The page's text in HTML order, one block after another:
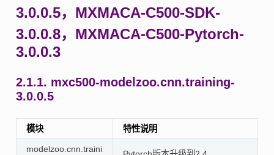
3.0.0.5，MXMACA-C500-SDK-
3.0.0.8，MXMACA-C500-Pytorch-
3.0.0.3
2.1.1. mxc500-modelzoo.cnn.training-
3.0.0.5
模块 特性说明
modelzoo.cnn.traini